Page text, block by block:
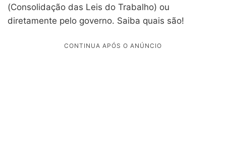
(Consolidação das Leis do Trabalho) ou
diretamente pelo governo. Saiba quais são!